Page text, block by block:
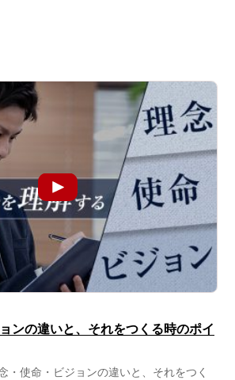
ンの違いと、それをつくる時のポイ
・使命・ビジョンの違いと、それをつく